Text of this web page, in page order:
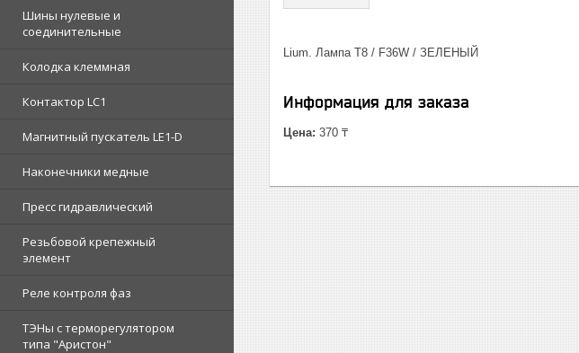
Шины нулевые и
соединительные
Колодка клеммная
Контактор LC1
Магнитный пускатель LE1-D
Наконечники медные
Пресс гидравлический
Резьбовой крепежный
элемент
Реле контроля фаз
ТЭНы с терморегулятором
типа "Аристон"
Lium. Лампа T8 / F36W / ЗЕЛЕНЫЙ
Информация для заказа
Цена: 370 ₸